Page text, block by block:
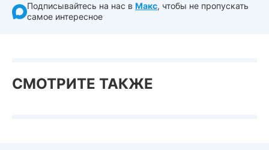
Подписывайтесь на нас в Макс, чтобы не пропускать
самое интересное
СМОТРИТЕ ТАКЖЕ